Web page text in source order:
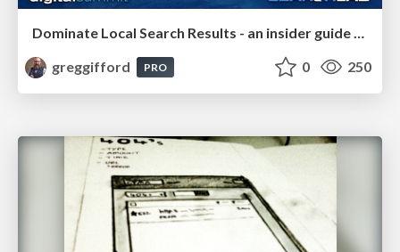
greggifford
PRO 0 250